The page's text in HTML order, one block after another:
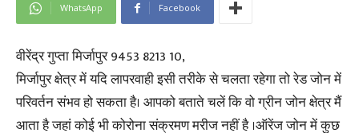
WhatsApp Facebook
वीरेंद्र गुप्ता मिर्जापुर 9453 8213 10,
मिर्जापुर क्षेत्र में यदि लापरवाही इसी तरीके से चलता रहेगा तो रेड जोन में
परिवर्तन संभव हो सकता है। आपको बताते चलें कि वो ग्रीन जोन क्षेत्र मैं
आता है जहां कोई भी कोरोना संक्रमण मरीज नहीं है ।ऑरेंज जोन में कुछ